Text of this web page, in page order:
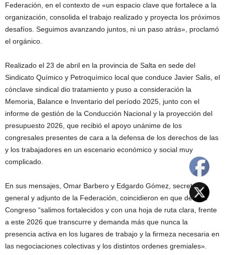
Federación, en el contexto de «un espacio clave que fortalece a la
organización, consolida el trabajo realizado y proyecta los próximos
desafíos. Seguimos avanzando juntos, ni un paso atrás», proclamó
el orgánico.
Realizado el 23 de abril en la provincia de Salta en sede del
Sindicato Químico y Petroquímico local que conduce Javier Salis, el
cónclave sindical dio tratamiento y puso a consideración la
Memoria, Balance e Inventario del período 2025, junto con el
informe de gestión de la Conducción Nacional y la proyección del
presupuesto 2026, que recibió el apoyo unánime de los
congresales presentes de cara a la defensa de los derechos de las
y los trabajadores en un escenario económico y social muy
complicado.
En sus mensajes, Omar Barbero y Edgardo Gómez, secretario
general y adjunto de la Federación, coincidieron en que de este
Congreso “salimos fortalecidos y con una hoja de ruta clara, frente
a este 2026 que transcurre y demanda más que nunca la
presencia activa en los lugares de trabajo y la firmeza necesaria en
las negociaciones colectivas y los distintos ordenes gremiales».